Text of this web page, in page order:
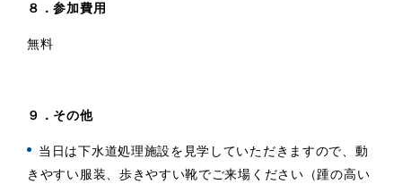
８．参加費用
無料
９．その他
当日は下水道処理施設を見学していただきますので、動
きやすい服装、歩きやすい靴でご来場ください（踵の高い